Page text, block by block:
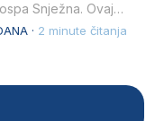
Snježna. Ovaj
· 2 minute čitanja